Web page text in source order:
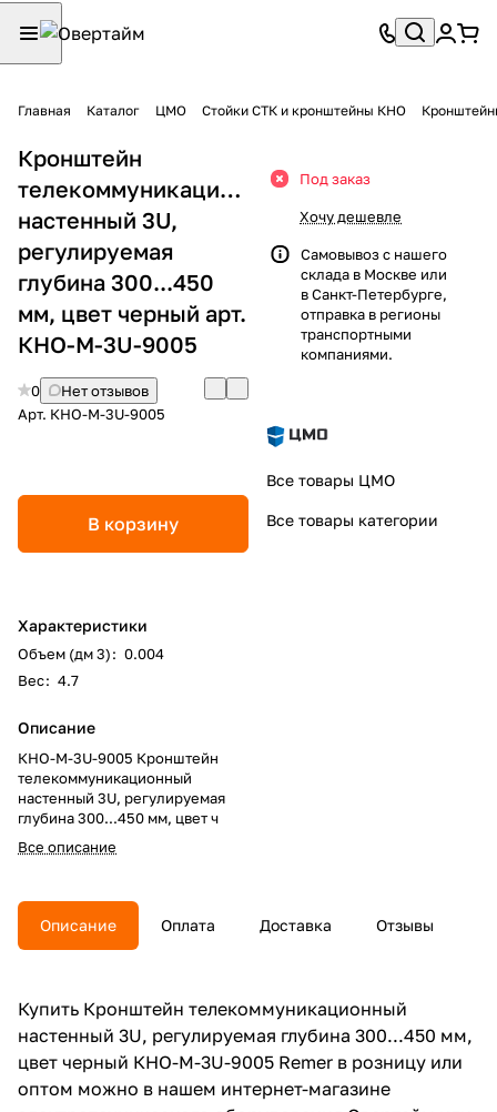
Главная Каталог ЦМО Стойки СТК и кронштейны КНО
Кронштейн
телекоммуникационный
настенный 3U,
регулируемая
глубина 300...450
мм, цвет черный арт.
КНО-М-3U-9005
0
Нет отзывов
Арт. КНО-М-3U-9005
В корзину
Характеристики
Объем (дм 3): 0.004
Вес: 4.7
Описание
КНО-М-3U-9005 Кронштейн
телекоммуникационный
настенный 3U, регулируемая
глубина 300...450 мм, цвет ч
Все описание
Под заказ
Хочу дешевле
Самовывоз с нашего
склада в Москве или
в Санкт-Петербурге,
отправка в регионы
транспортными
компаниями.
Все товары ЦМО
Все товары категории
Описание Оплата Доставка Отзывы
Купить Кронштейн телекоммуникационный
настенный 3U, регулируемая глубина 300...450 мм,
цвет черный КНО-М-3U-9005 Remer в розницу или
оптом можно в нашем интернет-магазине